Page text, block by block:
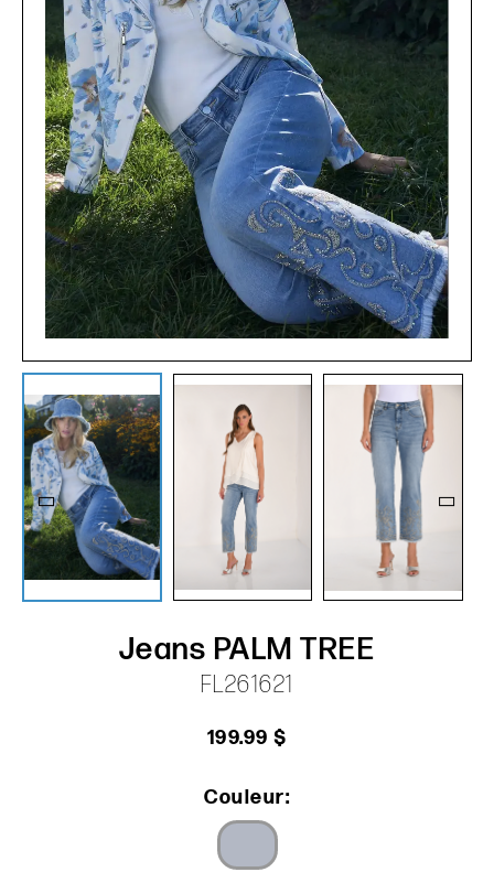
Jeans PALM TREE
FL261621
199.99 $
Couleur: